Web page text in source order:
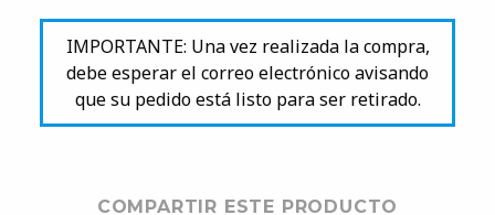
IMPORTANTE: Una vez realizada la compra,
debe esperar el correo electrónico avisando
que su pedido está listo para ser retirado.
COMPARTIR ESTE PRODUCTO